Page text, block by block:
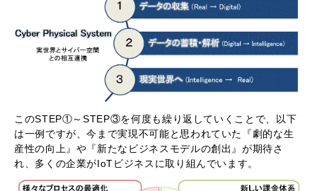
このSTEP①～STEP③を何度も繰り返していくことで、以下
は一例ですが、今まで実現不可能と思われていた『劇的な生
産性の向上』や『新たなビジネスモデルの創出』が期待さ
れ、多くの企業がIoTビジネスに取り組んでいます。